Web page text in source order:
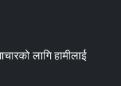
लागि हामीलाई